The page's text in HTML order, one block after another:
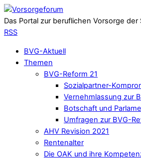
Das Portal zur beruflichen Vorsorge der
RSS
BVG-Aktuell
Themen
BVG-Reform 21
Sozialpartner-
Vernehmlassung zur
Botschaft und
Umfragen zur BVG-
AHV Revision 2021
Rentenalter
Die OAK und ihre